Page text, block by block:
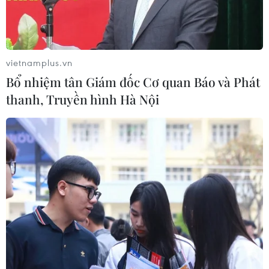
Người lao động bị ảnh hưởng bởi đại dịch COVID-19 trên địa
bàn thành phố Cà Mau được hỗ trợ 3 tháng tiền thuê nhà trọ,
mỗi tháng 500.000 đồng. (Ảnh: Kim Há/TTXVN)
Thực hiện Chương trình phục hồi và phát triển
kinh tế-xã hội được Quốc hội và Chính phủ phê
duyệt, Thủ tướng Chính phủ đã ban hành Quyết
định số 08/2022/QĐ-TTg ngày 28/3/2022 về chính
vietnamplus.vn
Bổ nhiệm tân Giám đốc Cơ quan Báo và Phát
thanh, Truyền hình Hà Nội